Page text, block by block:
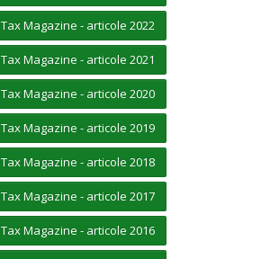
Tax Magazine - articole 2022
Tax Magazine - articole 2021
Tax Magazine - articole 2020
Tax Magazine - articole 2019
Tax Magazine - articole 2018
Tax Magazine - articole 2017
Tax Magazine - articole 2016